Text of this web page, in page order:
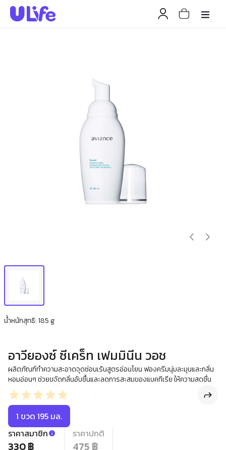
น้ำหนักสุทธิ: 185 g
อาวียองซ์ ซีเคร็ท เฟมมินีน วอช
ผลิตภัณฑ์ทำความสะอาดจุดซ่อนเร้นสูตรอ่อนโยน ฟองครีมนุ่มละมุนและกลิ่น
หอมอ่อนๆ ช่วยขจัดกลิ่นอับชื้นและลดการสะสมของแบคทีเรีย ให้ความสดชื่น
1 ขวด 195 มล.
ราคาสมาชิก
330 ฿
ราคาปกติ
475 ฿